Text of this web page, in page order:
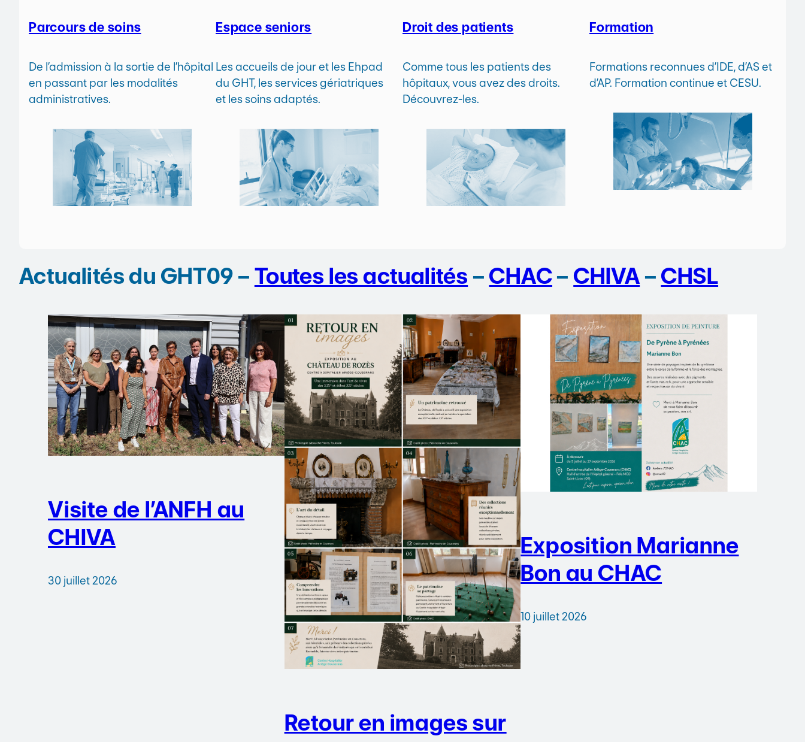
Parcours de soins
De l’admission à la sortie de l’hôpital
en passant par les modalités
administratives.
Espace seniors
Les accueils de jour et les Ehpad
du GHT, les services gériatriques
et les soins adaptés.
Droit des patients
Comme tous les patients des
hôpitaux, vous avez des droits.
Découvrez-les.
Formation
Formations reconnues d’IDE, d’AS et
d’AP. Formation continue et CESU.
Actualités du GHT09 – Toutes les actualités – CHAC– CHIVA – CHSL
Visite de l’ANFH au
CHIVA
30 juillet 2026
Retour en images sur
Exposition Marianne
Bon au CHAC
10 juillet 2026